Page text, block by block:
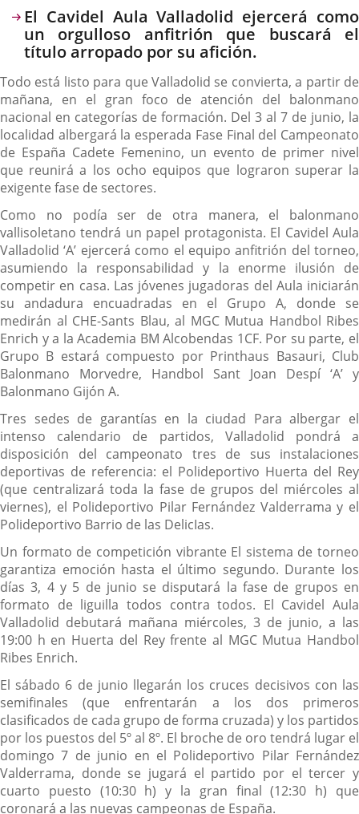
Descripción
El Cavidel Aula Valladolid ejercerá como
un orgulloso anfitrión que buscará el
título arropado por su afición.
Todo está listo para que Valladolid se convierta, a partir de
mañana, en el gran foco de atención del balonmano
nacional en categorías de formación. Del 3 al 7 de junio, la
localidad albergará la esperada Fase Final del Campeonato
de España Cadete Femenino, un evento de primer nivel
que reunirá a los ocho equipos que lograron superar la
exigente fase de sectores.
Como no podía ser de otra manera, el balonmano
vallisoletano tendrá un papel protagonista. El Cavidel Aula
Valladolid ‘A’ ejercerá como el equipo anfitrión del torneo,
asumiendo la responsabilidad y la enorme ilusión de
competir en casa. Las jóvenes jugadoras del Aula iniciarán
su andadura encuadradas en el Grupo A, donde se
medirán al CHE-Sants Blau, al MGC Mutua Handbol Ribes
Enrich y a la Academia BM Alcobendas 1CF. Por su parte, el
Grupo B estará compuesto por Printhaus Basauri, Club
Balonmano Morvedre, Handbol Sant Joan Despí ‘A’ y
Balonmano Gijón A.
Tres sedes de garantías en la ciudad Para albergar el
intenso calendario de partidos, Valladolid pondrá a
disposición del campeonato tres de sus instalaciones
deportivas de referencia: el Polideportivo Huerta del Rey
(que centralizará toda la fase de grupos del miércoles al
viernes), el Polideportivo Pilar Fernández Valderrama y el
Polideportivo Barrio de las DelicIas.
Un formato de competición vibrante El sistema de torneo
garantiza emoción hasta el último segundo. Durante los
días 3, 4 y 5 de junio se disputará la fase de grupos en
formato de liguilla todos contra todos. El Cavidel Aula
Valladolid debutará mañana miércoles, 3 de junio, a las
19:00 h en Huerta del Rey frente al MGC Mutua Handbol
Ribes Enrich.
El sábado 6 de junio llegarán los cruces decisivos con las
semifinales (que enfrentarán a los dos primeros
clasificados de cada grupo de forma cruzada) y los partidos
por los puestos del 5º al 8º. El broche de oro tendrá lugar el
domingo 7 de junio en el Polideportivo Pilar Fernández
Valderrama, donde se jugará el partido por el tercer y
cuarto puesto (10:30 h) y la gran final (12:30 h) que
coronará a las nuevas campeonas de España.